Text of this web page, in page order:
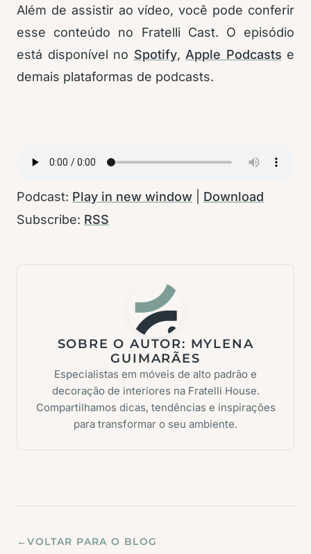
Além de assistir ao vídeo, você pode conferir
esse conteúdo no Fratelli Cast. O episódio
está disponível no Spotify, Apple Podcasts e
demais plataformas de podcasts.
Podcast: Play in new window
Download
Subscribe: RSS
SOBRE O AUTOR: MYLENA
GUIMARÃES
Especialistas em móveis de alto padrão e
decoração de interiores na Fratelli House.
Compartilhamos dicas, tendências e inspirações
para transformar o seu ambiente.
←VOLTAR PARA O BLOG